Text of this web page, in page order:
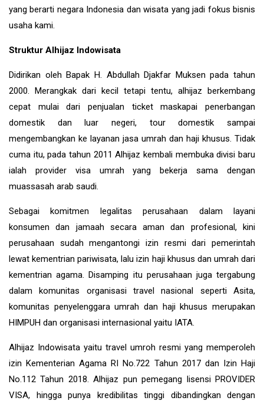
yang berarti negara Indonesia dan wisata yang jadi fokus bisnis
usaha kami.
Struktur Alhijaz Indowisata
Didirikan oleh Bapak H. Abdullah Djakfar Muksen pada tahun
2000. Merangkak dari kecil tetapi tentu, alhijaz berkembang
cepat mulai dari penjualan ticket maskapai penerbangan
domestik dan luar negeri, tour domestik sampai
mengembangkan ke layanan jasa umrah dan haji khusus. Tidak
cuma itu, pada tahun 2011 Alhijaz kembali membuka divisi baru
ialah provider visa umrah yang bekerja sama dengan
muassasah arab saudi.
Sebagai komitmen legalitas perusahaan dalam layani
konsumen dan jamaah secara aman dan profesional, kini
perusahaan sudah mengantongi izin resmi dari pemerintah
lewat kementrian pariwisata, lalu izin haji khusus dan umrah dari
kementrian agama. Disamping itu perusahaan juga tergabung
dalam komunitas organisasi travel nasional seperti Asita,
komunitas penyelenggara umrah dan haji khusus merupakan
HIMPUH dan organisasi internasional yaitu IATA.
Alhijaz Indowisata yaitu travel umroh resmi yang memperoleh
izin Kementerian Agama RI No.722 Tahun 2017 dan Izin Haji
No.112 Tahun 2018. Alhijaz pun pemegang lisensi PROVIDER
VISA, hingga punya kredibilitas tinggi dibandingkan dengan